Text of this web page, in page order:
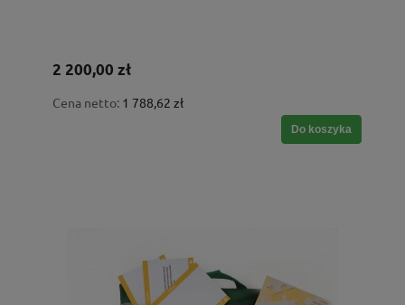
2 200,00 zł
Cena netto: 1 788,62 zł
Do koszyka